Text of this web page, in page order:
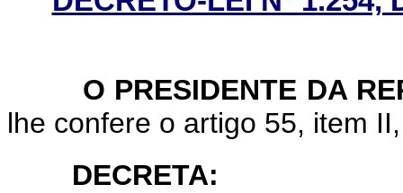
O PRESIDENTE DA
lhe confere o artigo 55, item
DECRETA: